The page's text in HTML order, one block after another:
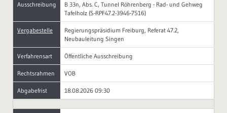
Ausschreibung
B 33n, Abs. C, Tunnel Röhrenberg - Rad- und Gehweg
Tafelholz (S-RPF47.2-3946-7516)
Vergabestelle
Regierungspräsidium Freiburg, Referat 47.2,
Neubauleitung Singen
Verfahrensart Öffentliche Ausschreibung
Rechtsrahmen VOB
Abgabefrist 18.08.2026 09:30